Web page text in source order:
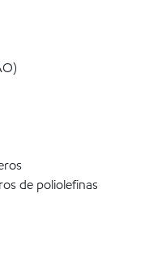
de poliolefinas